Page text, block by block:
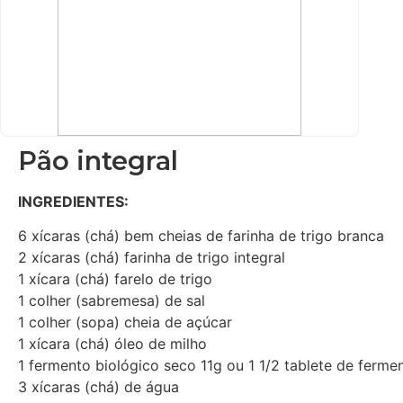
Pão integral
INGREDIENTES:
6 xícaras (chá) bem cheias de farinha de trigo branca
2 xícaras (chá) farinha de trigo integral
1 xícara (chá) farelo de trigo
1 colher (sabremesa) de sal
1 colher (sopa) cheia de açúcar
1 xícara (chá) óleo de milho
1 fermento biológico seco 11g ou 1 1/2 tablete de
3 xícaras (chá) de água